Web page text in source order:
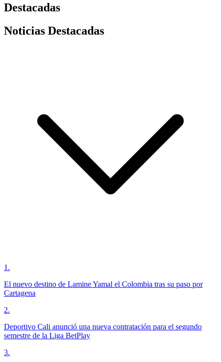
Destacadas
Noticias Destacadas
1 .
El nuevo destino de Lamine Yamal el Colombia tras su paso por
Cartagena
2.
Deportivo Cali anunció una nueva contratación para el segundo
semestre de la Liga BetPlay
3.